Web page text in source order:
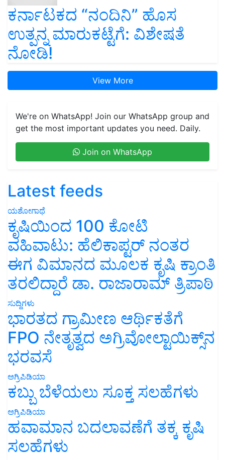
ಕರ್ನಾಟಕದ “ನಂದಿನಿ” ಹೊಸ
ಉತ್ಪನ್ನ ಮಾರುಕಟ್ಟೆಗೆ: ವಿಶೇಷತೆ
ನೋಡಿ!
View More
We're on WhatsApp! Join our WhatsApp group and
get the most important updates you need. Daily.
Join on WhatsApp
Latest feeds
ಯಶೋಗಾಥೆ
ಕೃಷಿಯಿಂದ 100 ಕೋಟಿ
ವಹಿವಾಟು: ಹೆಲಿಕಾಪ್ಟರ್ ನಂತರ
ಈಗ ವಿಮಾನದ ಮೂಲಕ ಕೃಷಿ ಕ್ರಾಂತಿ
ತರಲಿದ್ದಾರೆ ಡಾ. ರಾಜಾರಾಮ್ ತ್ರಿಪಾಠಿ
ಸುದ್ದಿಗಳು
ಭಾರತದ ಗ್ರಾಮೀಣ ಆರ್ಥಿಕತೆಗೆ
FPO ನೇತೃತ್ವದ ಅಗ್ರಿವೋಲ್ಟಾಯಿಕ್ಸ್‌ನ
ಭರವಸೆ
ಅಗ್ರಿಪಿಡಿಯಾ
ಕಬ್ಬು ಬೆಳೆಯಲು ಸೂಕ್ತ ಸಲಹೆಗಳು
ಅಗ್ರಿಪಿಡಿಯಾ
ಹವಾಮಾನ ಬದಲಾವಣೆಗೆ ತಕ್ಕ ಕೃಷಿ
ಸಲಹೆಗಳು